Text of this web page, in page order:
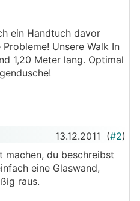
ein Handtuch davor
Unsere Walk In
1,20 Meter lang. Optimal
13.12.2011 (#2)
du beschreibst
eine Glaswand,
raus.